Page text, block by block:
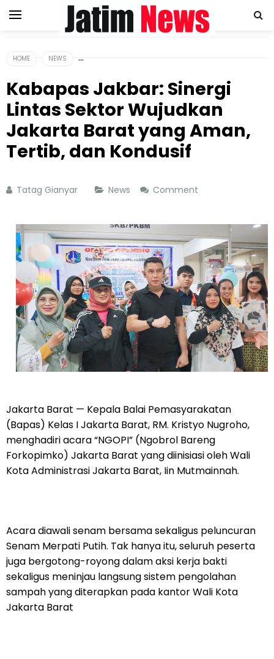
HOME NEWS
Kabapas Jakbar: Sinergi
Lintas Sektor Wujudkan
Jakarta Barat yang Aman,
Tertib, dan Kondusif
Tatag Gianyar News Comment
Jakarta Barat — Kepala Balai Pemasyarakatan
(Bapas) Kelas I Jakarta Barat, RM. Kristyo Nugroho,
menghadiri acara “NGOPI” (Ngobrol Bareng
Forkopimko) Jakarta Barat yang diinisiasi oleh Wali
Kota Administrasi Jakarta Barat, Iin Mutmainnah.
Acara diawali senam bersama sekaligus peluncuran
Senam Merpati Putih. Tak hanya itu, seluruh peserta
juga bergotong-royong dalam aksi kerja bakti
sekaligus meninjau langsung sistem pengolahan
sampah yang diterapkan pada kantor Wali Kota
Jakarta Barat